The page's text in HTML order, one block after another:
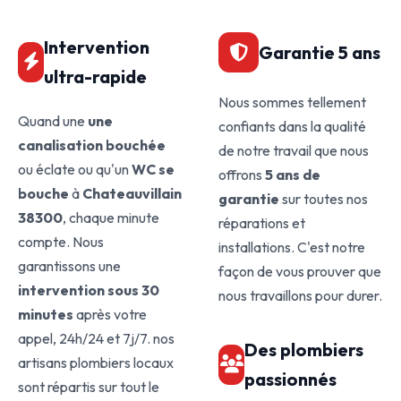
Intervention
ultra-rapide
Quand une une
canalisation bouchée
ou éclate ou qu'unWC se
bouche à Chateauvillain
38300, chaque minute
compte. Nous
garantissons une
intervention sous 30
minutes après votre
appel, 24h/24 et 7j/7. nos
artisans plombiers locaux
sont répartis sur tout le
Garantie 5 ans
Nous sommes tellement
confiants dans la qualité
de notre travail que nous
offrons 5 ans de
garantie sur toutes nos
réparations et
installations. C'est notre
façon de vous prouver que
nous travaillons pour durer.
Des plombiers
passionnés